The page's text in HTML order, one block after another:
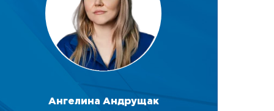
Ангелина Андрущак